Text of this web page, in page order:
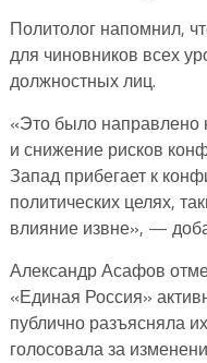
Политолог напомнил,
для чиновников всех
должностных лиц.
«Это было направлено
и снижение рисков
Запад прибегает к
политических целях,
влияние извне», —
Александр Асафов
«Единая Россия»
публично разъясняла
голосовала за